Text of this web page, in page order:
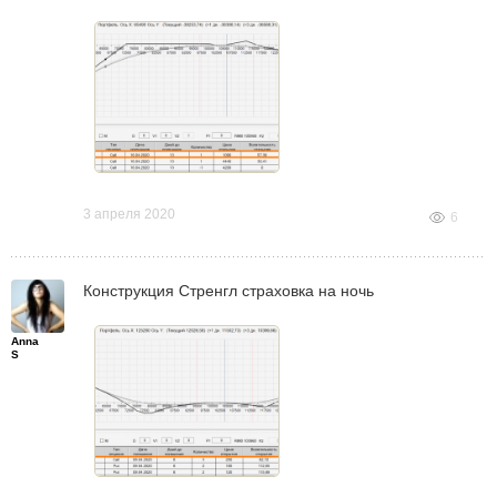
3 апреля 2020 6
Anna
S
Конструкция Стренгл страховка на ночь